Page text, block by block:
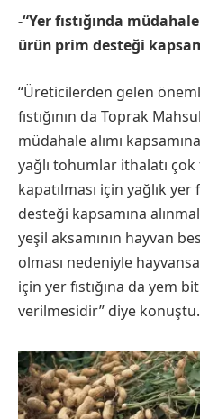
-“Yer fıstığında m
ürün prim desteği
​“Üreticilerden gelen
fıstığının da Toprak
müdahale alımı
yağlı tohumlar ithalatı çok
kapatılması için yağlık yer
desteği kapsamına
yeşil aksamının hayvan
olması nedeniyle
için yer fıstığına da yem
verilmesidir” diye konuştu.